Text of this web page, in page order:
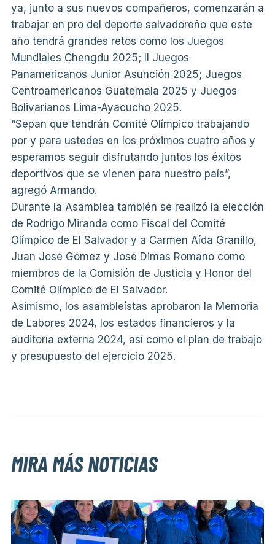
ya, junto a sus nuevos compañeros, comenzarán a
trabajar en pro del deporte salvadoreño que este
año tendrá grandes retos como los Juegos
Mundiales Chengdu 2025; II Juegos
Panamericanos Junior Asunción 2025; Juegos
Centroamericanos Guatemala 2025 y Juegos
Bolivarianos Lima-Ayacucho 2025.
“Sepan que tendrán Comité Olímpico trabajando
por y para ustedes en los próximos cuatro años y
esperamos seguir disfrutando juntos los éxitos
deportivos que se vienen para nuestro país”,
agregó Armando.
Durante la Asamblea también se realizó la elección
de Rodrigo Miranda como Fiscal del Comité
Olímpico de El Salvador y a Carmen Aída Granillo,
Juan José Gómez y José Dimas Romano como
miembros de la Comisión de Justicia y Honor del
Comité Olímpico de El Salvador.
Asimismo, los asambleístas aprobaron la Memoria
de Labores 2024, los estados financieros y la
auditoría externa 2024, así como el plan de trabajo
y presupuesto del ejercicio 2025.
MIRA MÁS NOTICIAS